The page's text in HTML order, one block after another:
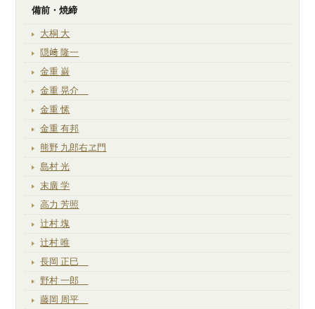
備前・焼締
大桐 大
隠﨑 隆一
金重 巌
金重 晃介
金重 愫
金重 有邦
熊野 九郎右ヱ門
島村 光
末廣 学
高力 芳照
辻村 塊
辻村 唯
長岡 正巳
野村 一郎
藤岡 周平